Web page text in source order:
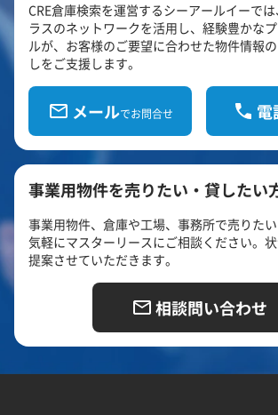
CRE倉庫検索を運営するシーアールイーで
ラスのネットワークを活用し、経験豊かな
ルが、お客様のご要望に合わせた物件情報
しをご支援します。
メールでお問合せ 電
事業用物件を売りたい・貸したい
事業用物件、倉庫や工場、事務所で売りたい
気軽にマスターリースにご相談ください。
提案させていただきます。
相談問い合わせ